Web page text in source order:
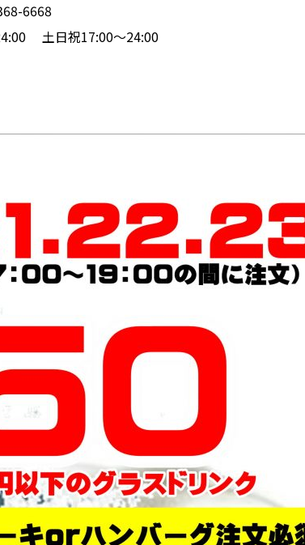
6668
土日祝17:00～24:00